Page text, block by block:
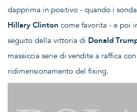
dapprima in positivo - quando i
Hillary Clinton come favorita - e poi
seguito della vittoria di Donald
massiccia serie di vendite a raffica
ridimensionamento del fixing.